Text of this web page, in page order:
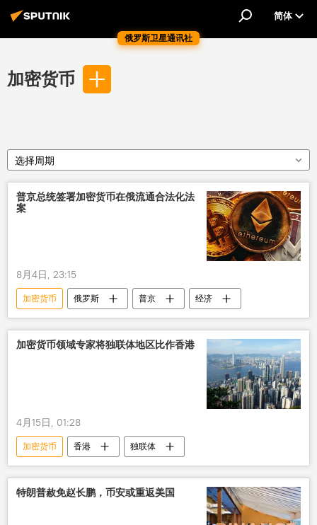
俄罗斯卫星通讯社
简体
加密货币
选择周期
普京总统签署加密货币在俄流通合法化法
案
8月4日, 23:15
加密货币 俄罗斯 普京 经济
加密货币领域专家将独联体地区比作香港
4月15日, 01:28
加密货币 香港 独联体
特朗普赦免赵长鹏，币安或重返美国